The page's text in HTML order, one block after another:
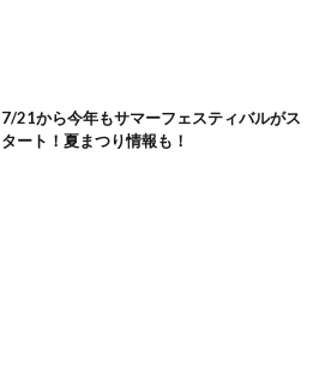
7/21から今年もサマーフェスティバルがス
タート！夏まつり情報も！